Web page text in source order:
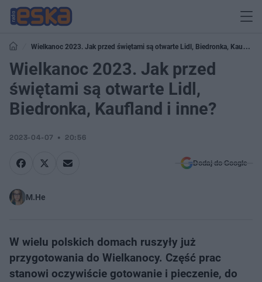
Wielkanoc 2023. Jak przed świętami są otwarte Lidl, Biedronka, Kaufland
i inne?
Wielkanoc 2023. Jak przed
świętami są otwarte Lidl,
Biedronka, Kaufland i inne?
2023-04-07 20:56
Dodaj do Google
M.He
W wielu polskich domach ruszyły już
przygotowania do Wielkanocy. Część prac
stanowi oczywiście gotowanie i pieczenie, do